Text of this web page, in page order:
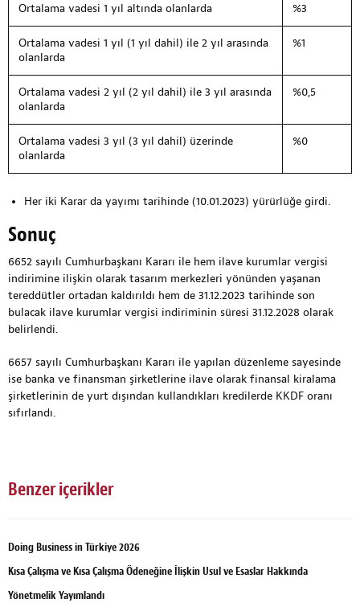
Ortalama vadesi 1 yıl altında olanlarda %3
Ortalama vadesi 1 yıl (1 yıl dahil) ile 2 yıl arasında
olanlarda
%1
Ortalama vadesi 2 yıl (2 yıl dahil) ile 3 yıl arasında
olanlarda
%0,5
Ortalama vadesi 3 yıl (3 yıl dahil) üzerinde
olanlarda
%0
Her iki Karar da yayımı tarihinde (10.01.2023) yürürlüğe girdi.
Sonuç
6652 sayılı Cumhurbaşkanı Kararı ile hem ilave kurumlar vergisi
indirimine ilişkin olarak tasarım merkezleri yönünden yaşanan
tereddütler ortadan kaldırıldı hem de 31.12.2023 tarihinde son
bulacak ilave kurumlar vergisi indiriminin süresi 31.12.2028 olarak
belirlendi.
6657 sayılı Cumhurbaşkanı Kararı ile yapılan düzenleme sayesinde
ise banka ve finansman şirketlerine ilave olarak finansal kiralama
şirketlerinin de yurt dışından kullandıkları kredilerde KKDF oranı
sıfırlandı.
Benzer içerikler
Doing Business in Türkiye 2026
Kısa Çalışma ve Kısa Çalışma Ödeneğine İlişkin Usul ve Esaslar Hakkında
Yönetmelik Yayımlandı